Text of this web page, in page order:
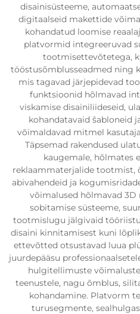
disainisüsteeme,
digitaalseid makettide
kohandatud loomise
platvormid integreeruvad
tootmisettevõtetega,
tööstusõmblusseadmed ning
mis tagavad järjepidevad
funktsioonid hõlmavad
viskamise disainiliideseid,
kohandatavaid šabloneid
võimaldavad mitmel
Täpsemad rakendused
kaugemale, hõlmates
reklaammaterjalide tootmist,
abivahendeid ja
võimalused hõlmavad
sobitamise süsteeme,
tootmislugu jälgivaid
disaini kinnitamisest kuni
ettevõtted otsustavad luua
juurdepääsu
hulgitellimuste
teenustele, nagu õmblus,
kohandamine. Platvorm
turusegmente,